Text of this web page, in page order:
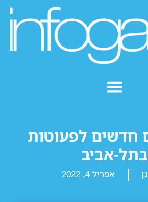
חדשים לפעוטות
בתל-אביב
אפריל 4, 2022